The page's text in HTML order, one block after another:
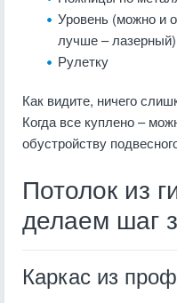
Уровень (можно и
лучше – лазерный)
Рулетку
Как видите, ничего
Когда все куплено –
обустройству
Потолок из
делаем шаг
Каркас из